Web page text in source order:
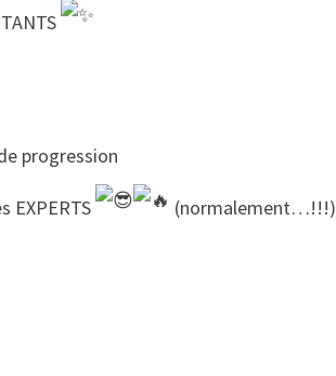
progression
EXPERTS (normalement…!!!)